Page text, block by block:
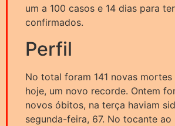
um a 100 casos e 14 dias para
confirmados.
Perfil
No total foram 141 novas
hoje, um novo recorde. Ontem
novos óbitos, na terça haviam
segunda-feira, 67. No tocante ao